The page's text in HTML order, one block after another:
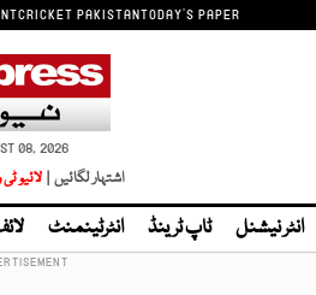
CRICKET PAKISTANTODAY'S PAPER
08, 2026
اشتہار لگائیں | لائیو
انٹر نیشنل ٹاپ ٹرینڈ انٹرٹینمنٹ